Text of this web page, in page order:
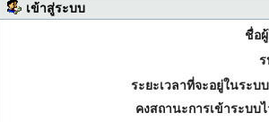
เข้าสู่ระบบ
ชื่อ
ระยะเวลาที่จะอยู่ในระบ
คงสถานะการเข้าระบบ